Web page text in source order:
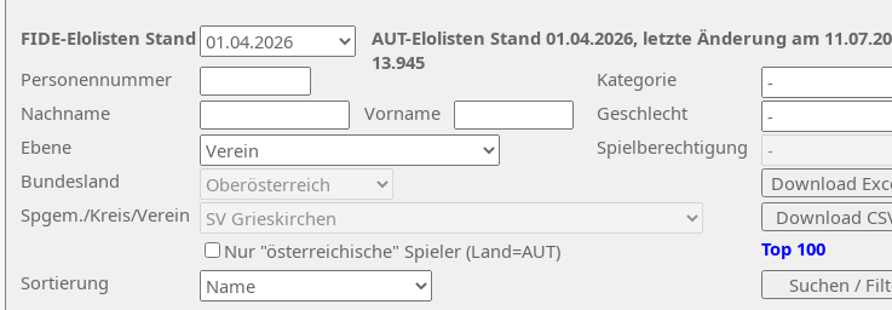
Nachname
Vorname
Ebene
Kategorie
Sortierung
Personennummer
Bundesland
Spgem./Kreis/Verein
Geschlecht
Nur "österreichische" Spieler (Land=AUT)
Spielberechtigung
Top 100
AUT-Elolisten Stand 01.04.2026, letzte Änderung am
13.945
FIDE-Elolisten Stand